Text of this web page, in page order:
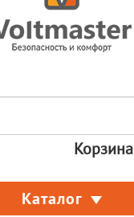
Корзина
Каталог